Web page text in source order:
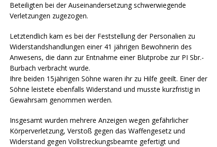
Beteiligten bei der Auseinandersetzung schwerwiegende
Verletzungen zugezogen.
Letztendlich kam es bei der Feststellung der Personalien zu
Widerstandshandlungen einer 41 jährigen Bewohnerin des
Anwesens, die dann zur Entnahme einer Blutprobe zur PI Sbr.-
Burbach verbracht wurde.
Ihre beiden 15jährigen Söhne waren ihr zu Hilfe geeilt. Einer der
Söhne leistete ebenfalls Widerstand und musste kurzfristig in
Gewahrsam genommen werden.
Insgesamt wurden mehrere Anzeigen wegen gefährlicher
Körperverletzung, Verstoß gegen das Waffengesetz und
Widerstand gegen Vollstreckungsbeamte gefertigt und